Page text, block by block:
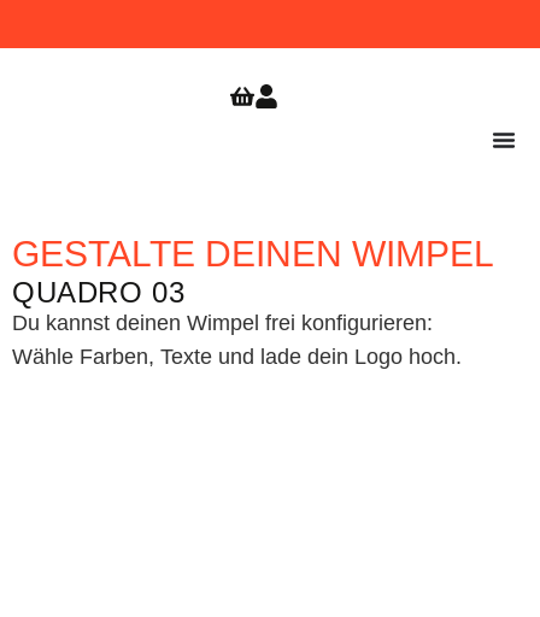
SHOPERÖFFNUNG
GESTALTE DEINEN WIMPEL
QUADRO 03
Du kannst deinen Wimpel frei konfigurieren:
Wähle Farben, Texte und lade dein Logo hoch.